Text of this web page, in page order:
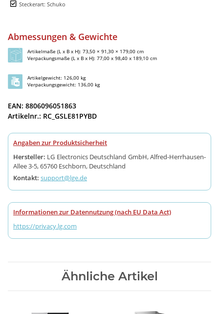
Steckerart: Schuko
Abmessungen & Gewichte
Artikelmaße (L x B x H): 73,50 × 91,30 × 179,00 cm
Verpackungsmaße (L x B x H): 77,00 x 98,40 x 189,10 cm
Artikelgewicht: 126,00 kg
Verpackungsgewicht: 136,00 kg
EAN: 8806096051863
Artikelnr.: RC_GSLE81PYBD
Angaben zur Produktsicherheit
Hersteller: LG Electronics Deutschland GmbH, Alfred-Herrhausen-
Allee 3-5, 65760 Eschborn, Deutschland
Kontakt: support@lge.de
Informationen zur Datennutzung (nach EU Data Act)
https://privacy.lg.com
Ähnliche Artikel